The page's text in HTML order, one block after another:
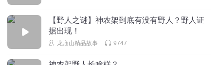
【野人之谜】神农架到底有没有野人？野人证
据出现！
龙庙山精品故事 9747